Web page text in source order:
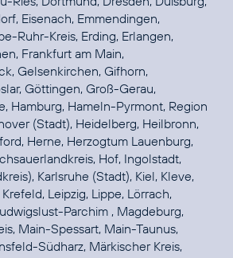
Eisenach, Emmendingen,
Ruhr-Kreis, Erding, Erlangen,
Frankfurt am Main,
Gelsenkirchen, Gifhorn,
Göttingen, Groß-Gerau,
Hamburg, Hameln-Pyrmont, Region
(Stadt), Heidelberg, Heilbronn,
Herne, Herzogtum Lauenburg,
Hof, Ingolstadt,
Karlsruhe (Stadt), Kiel, Kleve,
Leipzig, Lippe, Lörrach,
Parchim , Magdeburg,
Main-Spessart, Main-Taunus,
Südharz, Märkischer Kreis,